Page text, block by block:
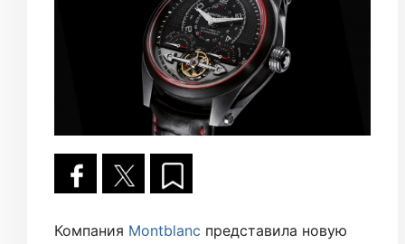
Компания Montblanc представила новую